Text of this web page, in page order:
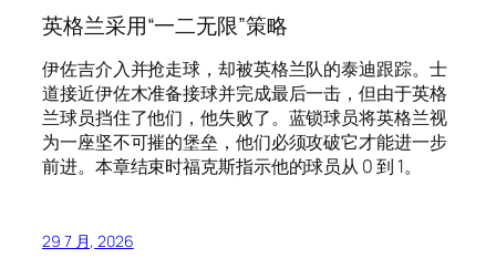
英格兰采用“一二无限”策略
伊佐吉介入并抢走球，却被英格兰队的泰迪跟踪。士
道接近伊佐木准备接球并完成最后一击，但由于英格
兰球员挡住了他们，他失败了。蓝锁球员将英格兰视
为一座坚不可摧的堡垒，他们必须攻破它才能进一步
前进。本章结束时福克斯指示他的球员从 0 到 1。
29 7 月, 2026